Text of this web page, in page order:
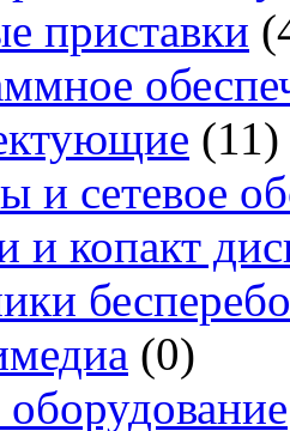
приставки
(11)
и сетевое
и копакт
(0)